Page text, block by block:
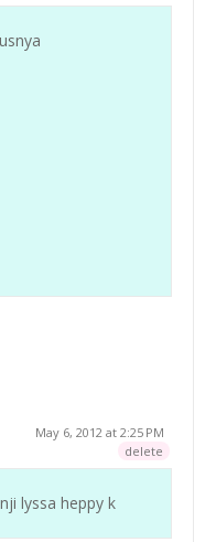
May 6, 2012 at 2:25 PM
delete
lyssa heppy k